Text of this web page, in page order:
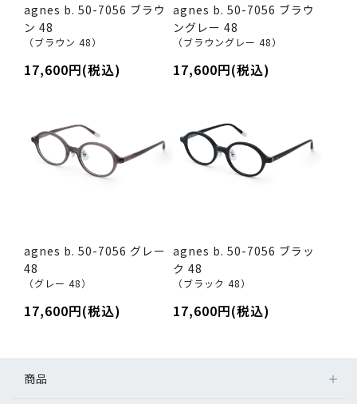
agnes b. 50-7056 ブラウ
ン 48
（ブラウン 48）
17,600円(税込)
agnes b. 50-7056 ブラウ
ングレー 48
（ブラウングレー 48）
17,600円(税込)
agnes b. 50-7056 グレー
48
（グレー 48）
17,600円(税込)
agnes b. 50-7056 ブラッ
ク 48
（ブラック 48）
17,600円(税込)
商品